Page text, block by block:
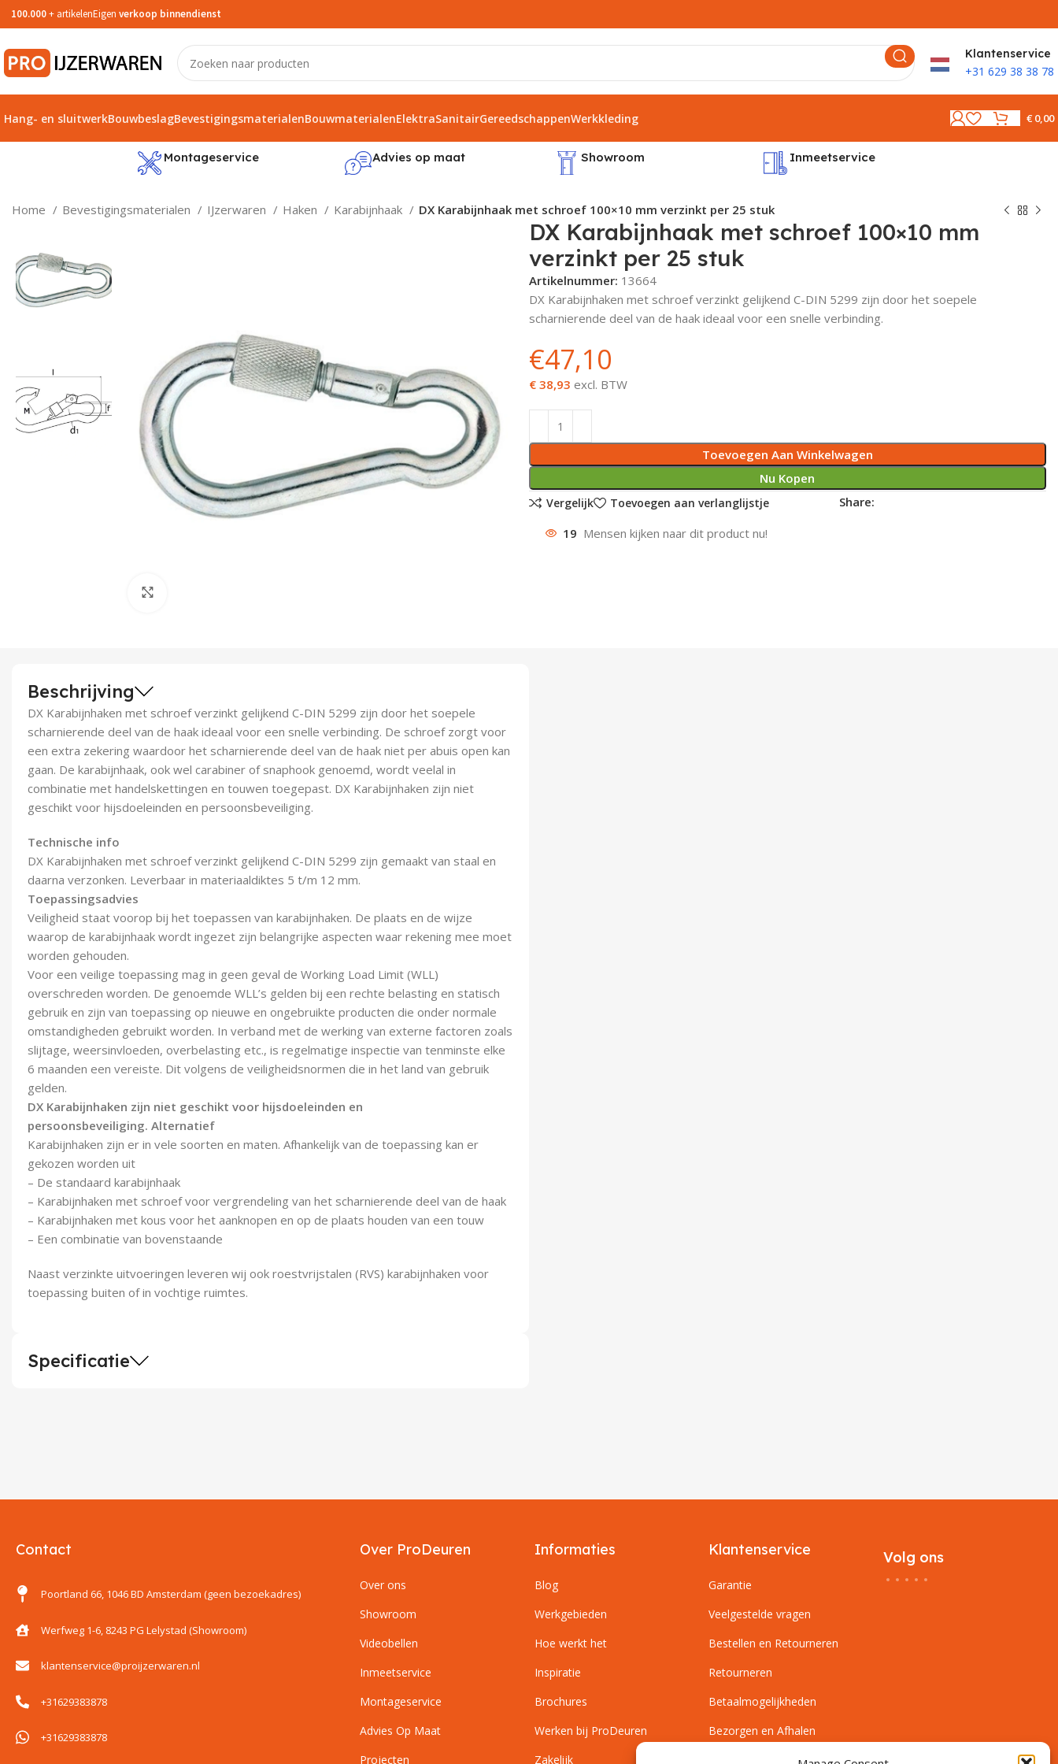
100.000+ artikelenEigen verkoop binnendienst
Klantenservice
+31 629 38 38 78
Hang- en sluitwerkBouwbeslagBevestigingsmaterialenBouwmaterialenElektraSanitairGereedschappenWerkkleding €0,00
Montageservice Advies op maat Showroom Inmeetservice
Home Bevestigingsmaterialen IJzerwaren Haken Karabijnhaak DX Karabijnhaak met schroef 100×10 mm verzinkt per 25 stuk
DX Karabijnhaak met schroef 100×10 mm
verzinkt per 25 stuk
Artikelnummer: 13664
DX Karabijnhaken met schroef verzinkt gelijkend C-DIN 5299 zijn door het soepele
scharnierende deel van de haak ideaal voor een snelle verbinding.
€47,10
€ 38,93 excl. BTW
Toevoegen Aan Winkelwagen
Nu Kopen
Vergelijk Toevoegen aan verlanglijstje Share:
19 Mensen kijken naar dit product nu!
Beschrijving
DX Karabijnhaken met schroef verzinkt gelijkend C-DIN 5299 zijn door het soepele
scharnierende deel van de haak ideaal voor een snelle verbinding. De schroef zorgt voor
een extra zekering waardoor het scharnierende deel van de haak niet per abuis open kan
gaan. De karabijnhaak, ook wel carabiner of snaphook genoemd, wordt veelal in
combinatie met handelskettingen en touwen toegepast. DX Karabijnhaken zijn niet
geschikt voor hijsdoeleinden en persoonsbeveiliging.
Technische info
DX Karabijnhaken met schroef verzinkt gelijkend C-DIN 5299 zijn gemaakt van staal en
daarna verzonken. Leverbaar in materiaaldiktes 5 t/m 12 mm.
Toepassingsadvies
Veiligheid staat voorop bij het toepassen van karabijnhaken. De plaats en de wijze
waarop de karabijnhaak wordt ingezet zijn belangrijke aspecten waar rekening mee moet
worden gehouden.
Voor een veilige toepassing mag in geen geval de Working Load Limit (WLL)
overschreden worden. De genoemde WLL’s gelden bij een rechte belasting en statisch
gebruik en zijn van toepassing op nieuwe en ongebruikte producten die onder normale
omstandigheden gebruikt worden. In verband met de werking van externe factoren zoals
slijtage, weersinvloeden, overbelasting etc., is regelmatige inspectie van tenminste elke
6 maanden een vereiste. Dit volgens de veiligheidsnormen die in het land van gebruik
gelden.
DX Karabijnhaken zijn niet geschikt voor hijsdoeleinden en
persoonsbeveiliging. Alternatief
Karabijnhaken zijn er in vele soorten en maten. Afhankelijk van de toepassing kan er
gekozen worden uit
– De standaard karabijnhaak
– Karabijnhaken met schroef voor vergrendeling van het scharnierende deel van de haak
– Karabijnhaken met kous voor het aanknopen en op de plaats houden van een touw
– Een combinatie van bovenstaande
Naast verzinkte uitvoeringen leveren wij ook roestvrijstalen (RVS) karabijnhaken voor
toepassing buiten of in vochtige ruimtes.
Specificatie
Contact
Poortland 66, 1046 BD Amsterdam (geen bezoekadres)
Werfweg 1-6, 8243 PG Lelystad (Showroom)
klantenservice@proijzerwaren.nl
+31629383878
+31629383878
Over ProDeuren
Over ons
Showroom
Videobellen
Inmeetservice
Montageservice
Advies Op Maat
Projecten
Informaties
Blog
Werkgebieden
Hoe werkt het
Inspiratie
Brochures
Werken bij ProDeuren
Zakelijk
Klantenservice
Garantie
Veelgestelde vragen
Bestellen en Retourneren
Retourneren
Betaalmogelijkheden
Bezorgen en Afhalen
Leveringsvoorwaarden
Volg ons